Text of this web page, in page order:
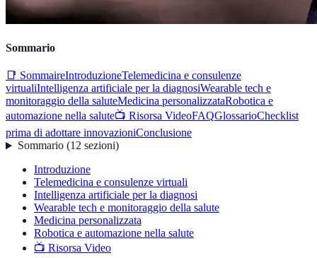
Sommario
📑 SommaireIntroduzioneTelemedicina e consulenze
virtualiIntelligenza artificiale per la diagnosiWearable tech e
monitoraggio della saluteMedicina personalizzataRobotica e
automazione nella salute📺 Risorsa VideoFAQGlossarioChecklist
prima di adottare innovazioniConclusione
Sommario(12 sezioni)
Introduzione
Telemedicina e consulenze virtuali
Intelligenza artificiale per la diagnosi
Wearable tech e monitoraggio della salute
Medicina personalizzata
Robotica e automazione nella salute
📺 Risorsa Video